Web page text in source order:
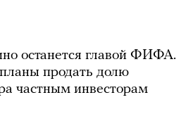
останется главой ФИФА.
продать долю
частным инвесторам